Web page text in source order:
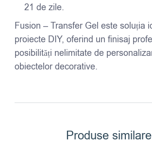
21 de zile.
Fusion – Transfer Gel este soluția
proiecte DIY, oferind un finisaj
posibilități nelimitate de
obiectelor decorative.
Produse similare